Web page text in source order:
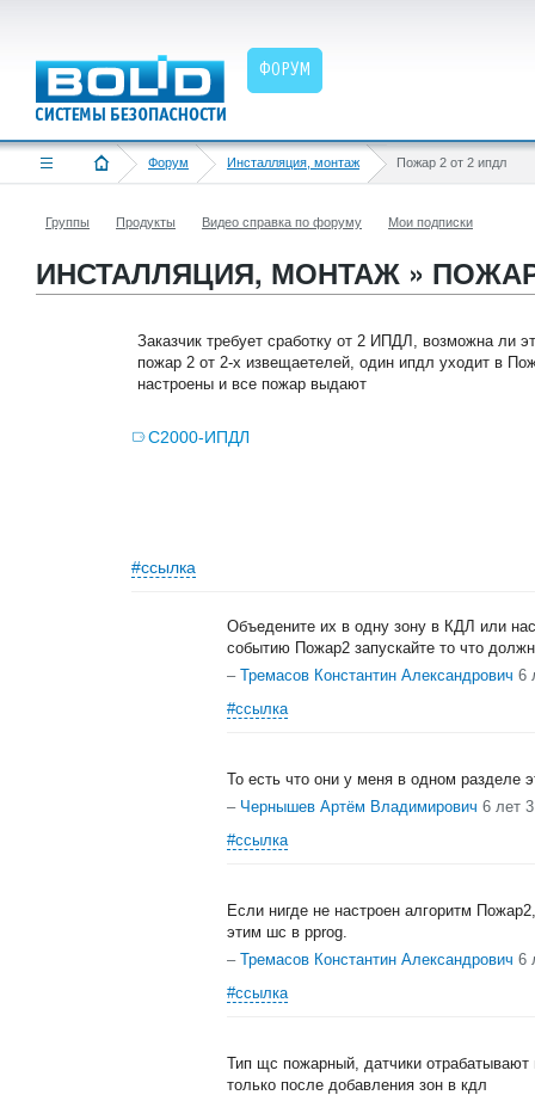
ФОРУМ
Форум Инсталляция, монтаж Пожар 2 от 2 ипдл
Группы Продукты Видео справка по форуму Мои подписки
ИНСТАЛЛЯЦИЯ, МОНТАЖ »
Заказчик требует сработку от 2 ИПДЛ, возможна ли
пожар 2 от 2-х извещаетелей, один ипдл уходит в
настроены и все пожар выдают
С2000-ИПДЛ
#ссылка
Объедените их в одну зону в КДЛ или
событию Пожар2 запускайте то что
– Тремасов Константин Александрович 6
#ссылка
То есть что они у меня в одном разделе
– Чернышев Артём Владимирович 6 лет
#ссылка
Если нигде не настроен алгоритм
этим шс в pprog.
– Тремасов Константин Александрович 6
#ссылка
Тип щс пожарный, датчики
только после добавления зон в кдл